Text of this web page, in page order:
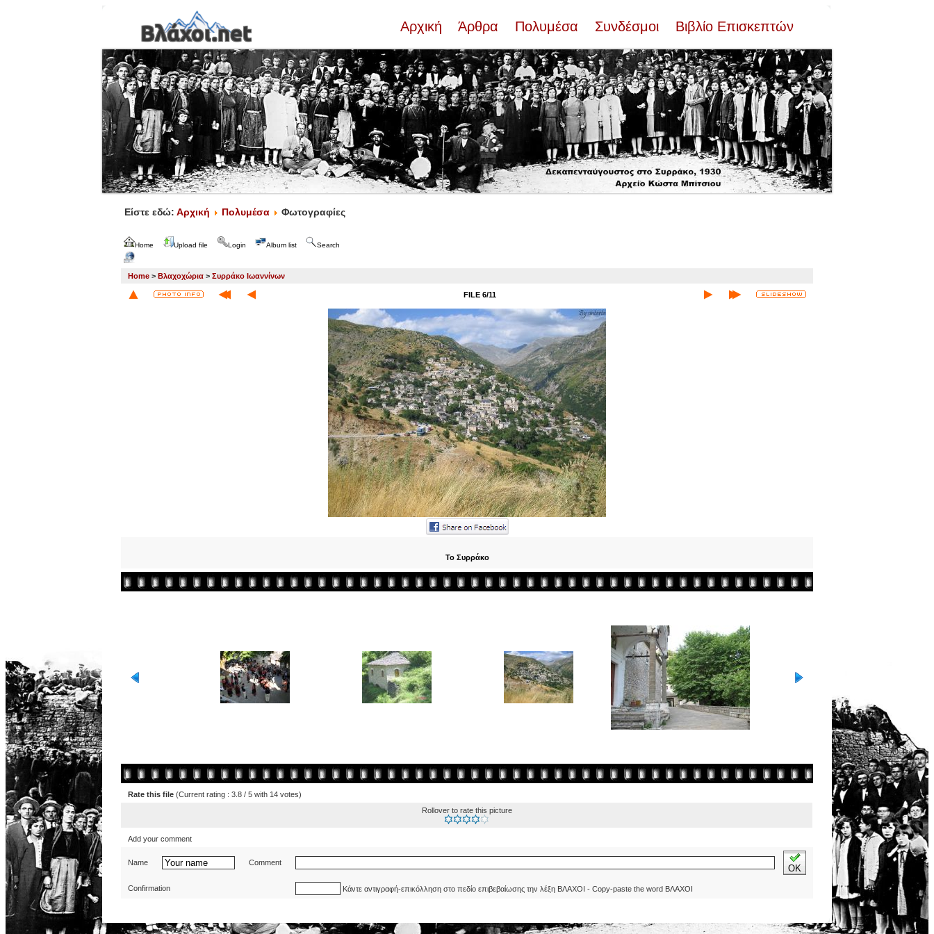
Αρχική Άρθρα Πολυμέσα Συνδέσμοι Βιβλίο Επισκεπτών
Είστε εδώ: Αρχική Πολυμέσα Φωτογραφίες
Home Upload file Login Album list Search
Home > Βλαχοχώρια > Συρράκο Ιωαννίνων
FILE 6/11
Το Συρράκο
Rate this file (Current rating : 3.8 / 5 with 14 votes)
Rollover to rate this picture
Add your comment
Name Comment
OK
Confirmation Κάντε αντιγραφή-επικόλληση στο πεδίο επιβεβαίωσης την λέξη ΒΛΑΧΟΙ - Copy-paste the word ΒΛΑΧΟΙ